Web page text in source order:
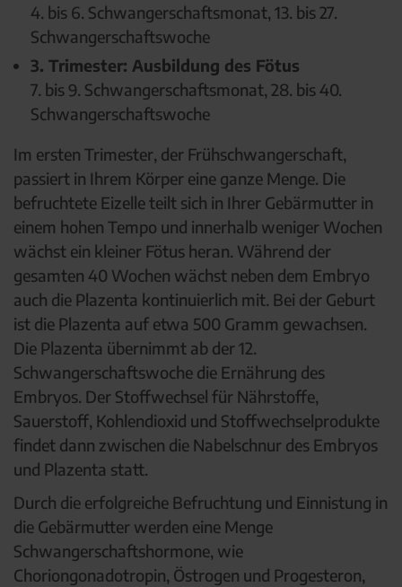
4. bis 6. Schwangerschaftsmonat, 13. bis 27.
Schwangerschaftswoche
3. Trimester: Ausbildung des Fötus
7. bis 9. Schwangerschaftsmonat, 28. bis 40.
Schwangerschaftswoche
Im ersten Trimester, der Frühschwangerschaft,
passiert in Ihrem Körper eine ganze Menge. Die
befruchtete Eizelle teilt sich in Ihrer Gebärmutter in
einem hohen Tempo und innerhalb weniger Wochen
wächst ein kleiner Fötus heran. Während der
gesamten 40 Wochen wächst neben dem Embryo
auch die Plazenta kontinuierlich mit. Bei der Geburt
ist die Plazenta auf etwa 500 Gramm gewachsen.
Die Plazenta übernimmt ab der 12.
Schwangerschaftswoche die Ernährung des
Embryos. Der Stoffwechsel für Nährstoffe,
Sauerstoff, Kohlendioxid und Stoffwechselprodukte
findet dann zwischen die Nabelschnur des Embryos
und Plazenta statt.
Durch die erfolgreiche Befruchtung und Einnistung in
die Gebärmutter werden eine Menge
Schwangerschaftshormone, wie
Choriongonadotropin, Östrogen und Progesteron,